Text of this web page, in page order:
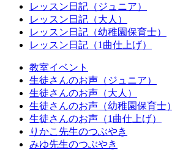
レッスン日記（ジュニア）
レッスン日記（大人）
レッスン日記（幼稚園保育士）
レッスン日記（1曲仕上げ）
教室イベント
生徒さんのお声（ジュニア）
生徒さんのお声（大人）
生徒さんのお声（幼稚園保育士）
生徒さんのお声（1曲仕上げ）
りかこ先生のつぶやき
みゆ先生のつぶやき